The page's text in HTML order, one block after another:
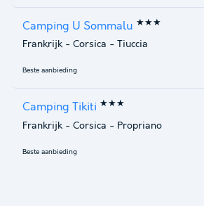
Camping U Sommalu ★★★
Frankrijk - Corsica - Tiuccia
Beste aanbieding
Camping Tikiti ★★★
Frankrijk - Corsica - Propriano
Beste aanbieding